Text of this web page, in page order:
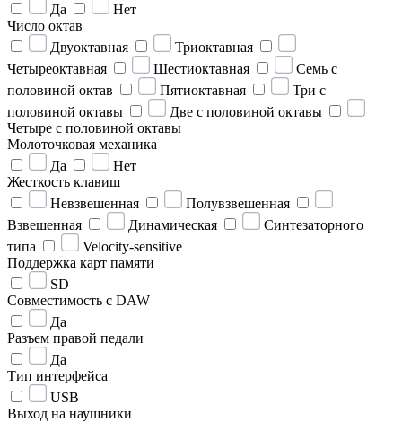
Да
Нет
Число октав
Двуоктавная
Триоктавная
Четыреоктавная
Шестиоктавная
Семь с
половиной октав
Пятиоктавная
Три с
половиной октавы
Две с половиной октавы
Четыре с половиной октавы
Молоточковая механика
Да
Нет
Жесткость клавиш
Невзвешенная
Полувзвешенная
Взвешенная
Динамическая
Синтезаторного
типа
Velocity-sensitive
Поддержка карт памяти
SD
Совместимость с DAW
Да
Разъем правой педали
Да
Тип интерфейса
USB
Выход на наушники